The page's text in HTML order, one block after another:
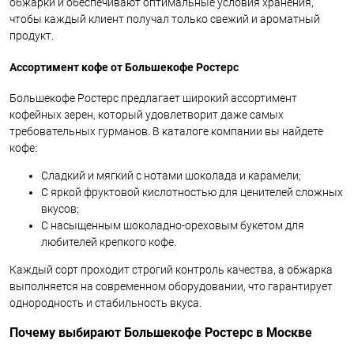
чтобы каждый клиент получал только свежий и ароматный
продукт.
Ассортимент кофе от Большекофе Ростерс
Большекофе Ростерс предлагает широкий ассортимент
кофейных зерен, который удовлетворит даже самых
требовательных гурманов. В каталоге компании вы найдете
кофе:
Сладкий и мягкий с нотами шоколада и карамели;
С яркой фруктовой кислотностью для ценителей сложных
вкусов;
С насыщенным шоколадно-ореховым букетом для
любителей крепкого кофе.
Каждый сорт проходит строгий контроль качества, а обжарка
выполняется на современном оборудовании, что гарантирует
однородность и стабильность вкуса.
Почему выбирают Большекофе Ростерс в Москве